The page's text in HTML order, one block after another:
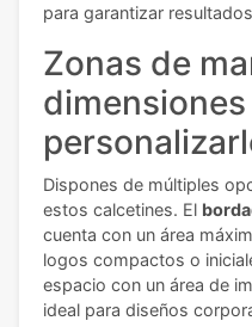
para garantizar
Zonas de
dimensiones
Dispones de múltiples
estos calcetines. El
cuenta con un área
logos compactos o
espacio con un área de
ideal para diseños